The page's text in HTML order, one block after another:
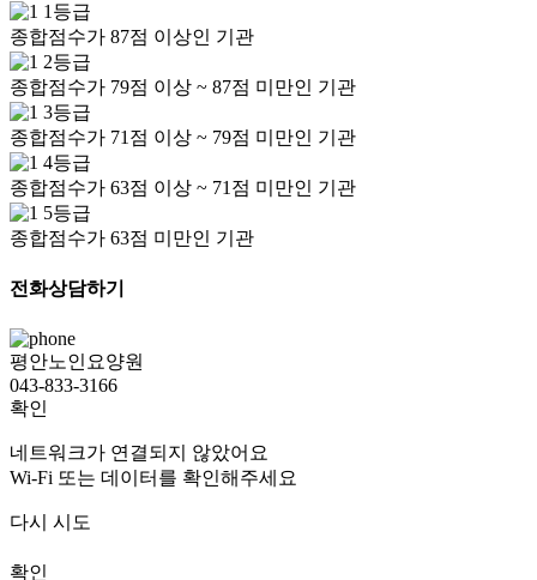
1등급
종합점수가 87점 이상인 기관
2등급
종합점수가 79점 이상 ~ 87점 미만인 기관
3등급
종합점수가 71점 이상 ~ 79점 미만인 기관
4등급
종합점수가 63점 이상 ~ 71점 미만인 기관
5등급
종합점수가 63점 미만인 기관
전화상담하기
평안노인요양원
043-833-3166
확인
네트워크가 연결되지 않았어요
Wi-Fi 또는 데이터를 확인해주세요
다시 시도
확인